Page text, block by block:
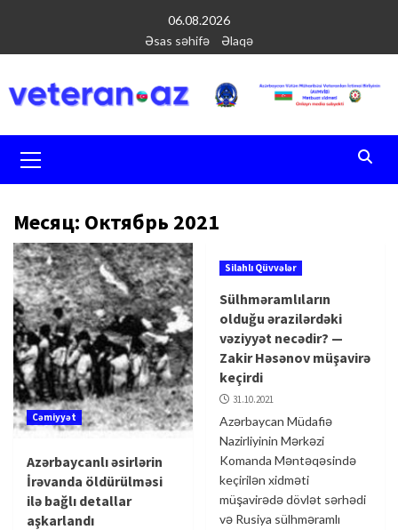
содержимому
06.08.2026
Əsas səhifə
Əlaqə
меню
Месяц: Октябрь 2021
Cəmiyyət
Azərbaycanlı əsirlərin
İrəvanda öldürülməsi
ilə bağlı detallar
aşkarlandı
Silahlı Qüvvələr
Sülhməramlıların
olduğu ərazilərdəki
vəziyyət necədir? —
Zakir Həsənov müşavirə
keçirdi
31.10.2021
Azərbaycan Müdafiə
Nazirliyinin Mərkəzi
Komanda Məntəqəsində
keçirilən xidməti
müşavirədə dövlət sərhədi
və Rusiya sülhməramlı